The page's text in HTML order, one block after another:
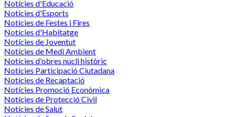
Notícies d'Educació
Notícies d'Esports
Notícies de Festes i Fires
Notícies d'Habitatge
Notícies de Joventut
Notícies de Medi Ambient
Notícies d'obres nucli històric
Notícies Participació Ciutadana
Notícies de Recaptació
Notícies Promoció Econòmica
Notícies de Protecció Civil
Notícies de Salut